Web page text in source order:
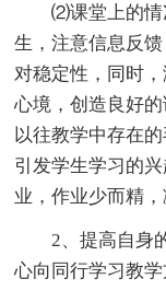
⑵课堂上的情
生，注意信息反
对稳定性，同时
心境，创造良好
以往教学中存在
引发学生学习的
业，作业少而精，
2、提高自身
心向同行学习教